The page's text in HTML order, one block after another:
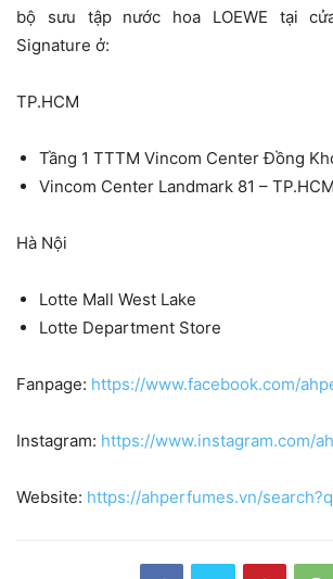
bộ sưu tập nước hoa LOEWE tại
Signature ở:
TP.HCM
Tầng 1 TTTM Vincom Center Đồng
Vincom Center Landmark 81 – TP.HCM
Hà Nội
Lotte Mall West Lake
Lotte Department Store
Fanpage: https://www.facebook.com/
Instagram: https://www.instagram.com/
Website: https://ahperfumes.vn/